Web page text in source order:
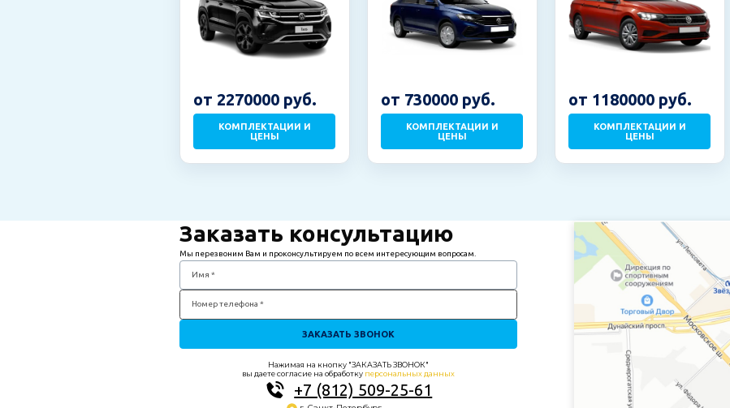
от 2270000 руб.
КОМПЛЕКТАЦИИ И
ЦЕНЫ
от 730000 руб.
КОМПЛЕКТАЦИИ И
ЦЕНЫ
от 1180000 руб.
КОМПЛЕКТАЦИИ И
ЦЕНЫ
Заказать консультацию
Мы перезвоним Вам и проконсультируем по всем интересующим вопросам.
Имя *
Номер телефона *
ЗАКАЗАТЬ ЗВОНОК
Нажимая на кнопку "ЗАКАЗАТЬ ЗВОНОК"
вы даете согласие на обработку персональных данных
+7 (812) 509-25-61